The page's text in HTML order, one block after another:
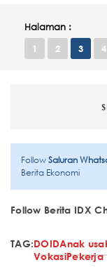
Halaman :
1 2 3 4
FollowSaluran
Berita Ekonomi
Follow Berita IDX
TAG:DOIDAnak
VokasiPekerja